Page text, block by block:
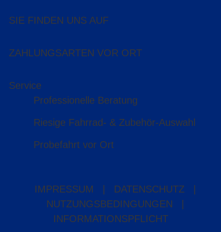
SIE FINDEN UNS AUF
ZAHLUNGSARTEN VOR ORT
Service
Professionelle Beratung
Riesige Fahrrad- & Zubehör-Auswahl
Probefahrt vor Ort
IMPRESSUM DATENSCHUTZ
NUTZUNGSBEDINGUNGEN
INFORMATIONSPFLICHT